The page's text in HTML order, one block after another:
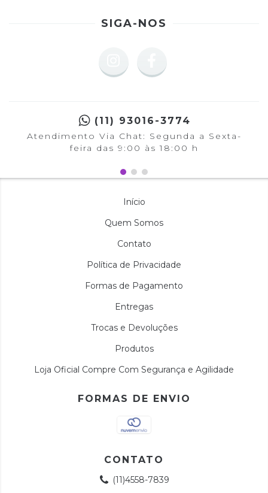
SIGA-NOS
(11) 93016-3774
Atendimento Via Chat: Segunda a Sexta-
feira das 9:00 às 18:00 h
Início
Quem Somos
Contato
Política de Privacidade
Formas de Pagamento
Entregas
Trocas e Devoluções
Produtos
Loja Oficial Compre Com Segurança e Agilidade
FORMAS DE ENVIO
CONTATO
(11)4558-7839